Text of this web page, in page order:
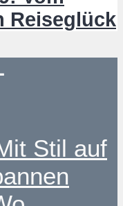
Reiseglück
Stil auf